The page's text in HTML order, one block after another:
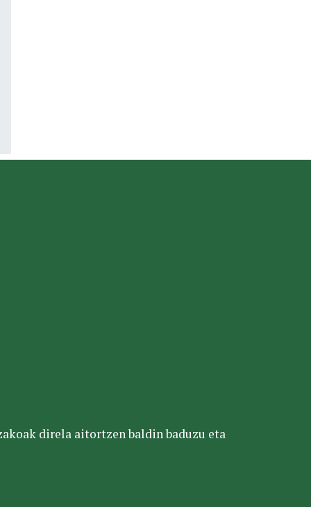
direla aitortzen baldin baduzu eta